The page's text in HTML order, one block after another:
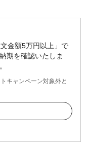
金額5万円以上」で
期を確認いたしま
キャンペーン対象外と